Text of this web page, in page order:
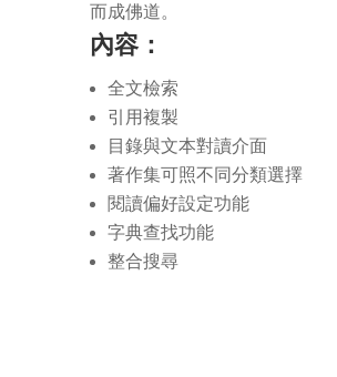
而成佛道。
內容：
全文檢索
引用複製
目錄與文本對讀介面
著作集可照不同分類選擇
閱讀偏好設定功能
字典查找功能
整合搜尋